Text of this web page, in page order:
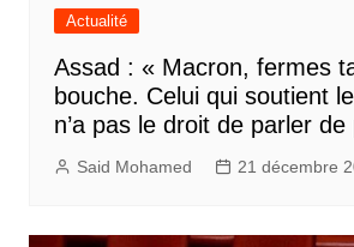
Actualité
Assad : « Macron, fermes
bouche. Celui qui soutient
n’a pas le droit de parler de
Said Mohamed 21 décembre